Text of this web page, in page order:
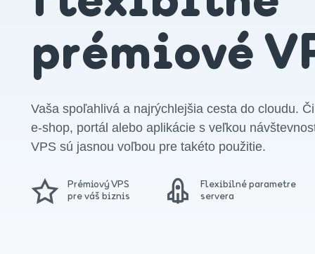
prémiové
Vaša spoľahlivá a najrýchlejšia cesta do cloudu.
e-shop, portál alebo aplikácie s veľkou
VPS sú jasnou voľbou pre takéto použitie.
Prémiový VPS
pre váš biznis
Flexibilné parametre
servera